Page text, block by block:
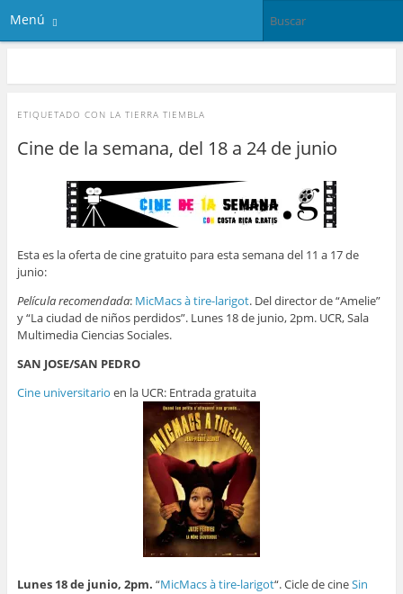
Menú
ETIQUETADO CON LA TIERRA TIEMBLA
Cine de la semana, del 18 a 24 de junio
Esta es la oferta de cine gratuito para esta semana del 11 a 17 de
junio:
Película recomendada: MicMacs à tire-larigot. Del director de “Amelie”
y “La ciudad de niños perdidos”. Lunes 18 de junio, 2pm. UCR, Sala
Multimedia Ciencias Sociales.
SAN JOSE/SAN PEDRO
Cine universitario en la UCR: Entrada gratuita
Lunes 18 de junio, 2pm. “MicMacs à tire-larigot“. Cicle de cineSin